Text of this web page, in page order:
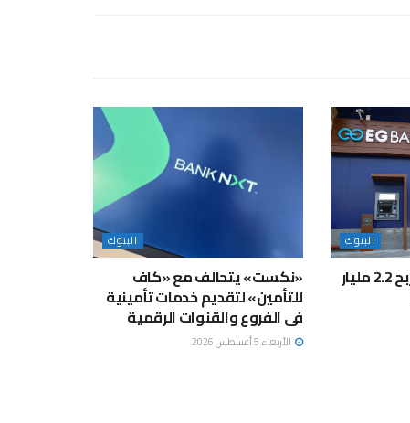
البنوك
“المصري الخليجي” يربح 2.2 مليار
البنوك
«نكست» يتحالف مع «كاف
للتأمين» لتقديم خدمات تأمينية
فى الفروع والقنوات الرقمية
الأربعاء 5 أغسطس 2026